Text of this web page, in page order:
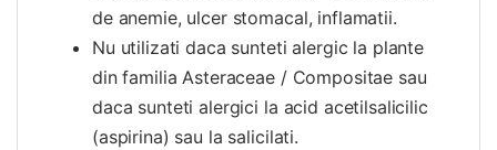
de anemie, ulcer stomacal, inflamatii.
Nu utilizati daca sunteti alergic la plante
din familia Asteraceae / Compositae sau
daca sunteti alergici la acid acetilsalicilic
(aspirina) sau la salicilati.